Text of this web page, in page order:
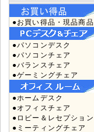
●お買い得品・現品商品
●パソコンデスク
●パソコンチェア
●バランスチェア
●ゲーミングチェア
●ホームデスク
●オフィスチェア
●ロビー＆レセプション
●ミーティングチェア